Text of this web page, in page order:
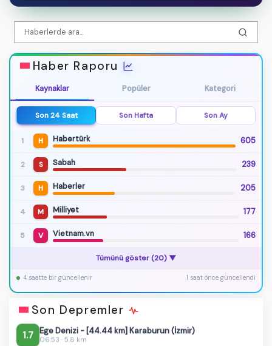
Haber Raporu
Kaynaklar Popüler Kategori
Son 24 Saat Son Hafta Son Ay
1 H Habertürk 605
2 S Sabah 239
3 H Haberler 205
4 M Milliyet 177
5 V Vietnam.vn 166
Tümünü göster (20) ▼
4 saatte bir güncellenir 1 saat önce güncellendi
Son Depremler
1.2 Orhangazi (Bursa)
07:20 · 5.2 km
1.7 Ege Denizi - [44.44 km] Karaburun (İzmir)
06:53 · 5.8 km